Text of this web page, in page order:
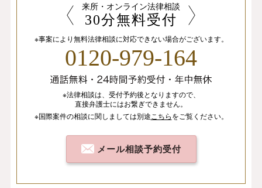
来所・オンライン法律相談
30分無料受付
※事案により無料法律相談に対応できない場合がございます。
0120-979-164
※法律相談は、 受付予約後となりますので、
直接弁護士にはお繋ぎできません。
※国際案件の相談に関しましては別途 こちらをご覧ください。
メール相談予約受付